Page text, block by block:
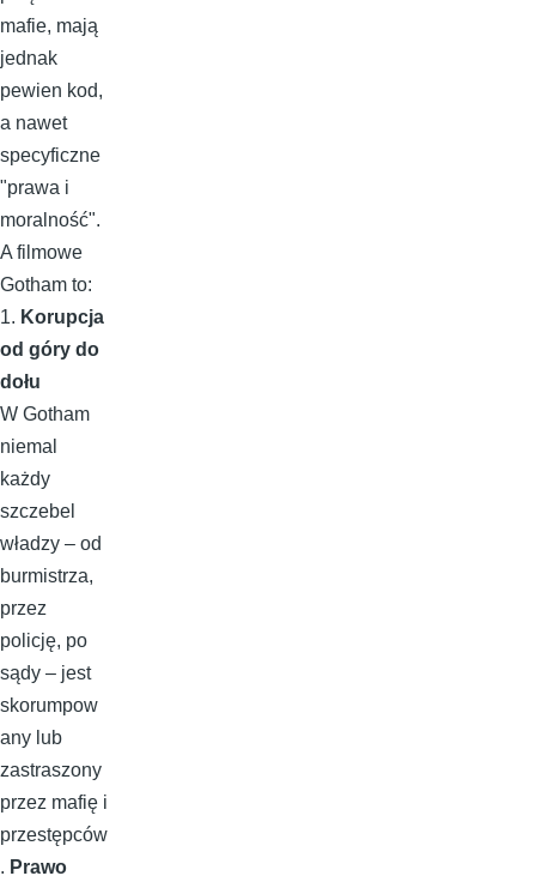
mafie, mają
jednak
pewien kod,
a nawet
specyficzne
"prawa i
moralność".
A filmowe
Gotham to:
1. Korupcja
od góry do
dołu
W Gotham
niemal
każdy
szczebel
władzy – od
burmistrza,
przez
policję, po
sądy – jest
skorumpow
any lub
zastraszony
przez mafię i
przestępców
. Prawo